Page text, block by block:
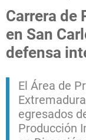
Carrera de
en San
defensa
El Área de
egresados
Producción